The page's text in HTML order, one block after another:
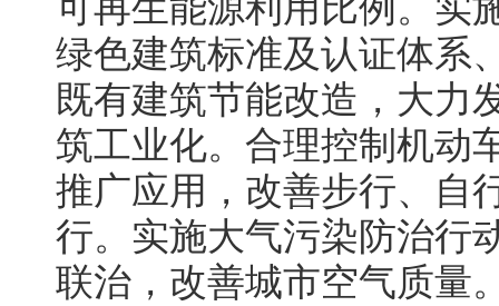
可再生能源利用比例。实
绿色建筑标准及认证体系
既有建筑节能改造，大力
筑工业化。合理控制机动
推广应用，改善步行、自
行。实施大气污染防治行
联治，改善城市空气质量